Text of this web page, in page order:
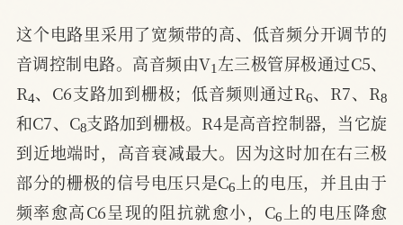
这个电路里采用了宽频带的高、低音频分开调节的
音调控制电路。高音频由V1左三极管屏极通过C5、
R4、C6支路加到栅极；低音频则通过R6、R7、R
和C7、C8支路加到栅极。R4是高音控制器，当它旋
到近地端时，高音衰减最大。因为这时加在右三极
部分的栅极的信号电压只是C 6上的电压，并且由于
频率愈高C6呈现的阻抗就愈小，C6上的电压降愈